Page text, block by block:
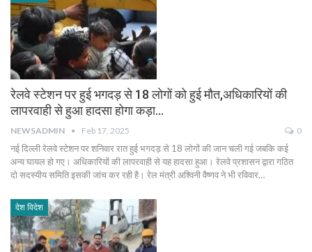
रेलवे स्टेशन पर हुई भगदड़ से 18 लोगों को हुई मौत,अधिकारियों की
लापरवाही से हुआ हादसा होगा कड़ा…
NEWSADMIN Feb 17, 2025 0
नई दिल्ली रेलवे स्टेशन पर शनिवार रात हुई भगदड़ से 18 लोगों की जान चली गई जबकि कई
अन्य घायल हो गए। अधिकारियों की लापरवाही से यह हादसा हुआ। रेलवे प्रशासन द्वारा गठित
दो सदस्यीय समिति इसकी जांच कर रही है। रेल मंत्री अश्विनी वैष्णव ने भी रविवार…
देश विदेश